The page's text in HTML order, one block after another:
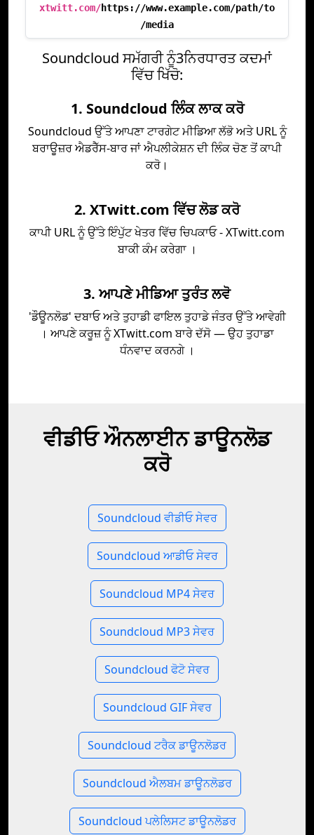
xtwitt.com/https://www.example.com/path/to
/media
Soundcloud ਸਮੱਗਰੀ ਨੂੰ3ਨਿਰਧਾਰਤ ਕਦਮਾਂ
ਵਿੱਚ ਖਿੱਚੋ:
1. Soundcloud ਲਿੰਕ ਲਾਕ ਕਰੋ
Soundcloud ਉੱਤੇ ਆਪਣਾ ਟਾਰਗੇਟ ਮੀਡਿਆ ਲੱਭੋ ਅਤੇ URL ਨੂੰ
ਬਰਾਊਜ਼ਰ ਐਡਰੈੱਸ-ਬਾਰ ਜਾਂ ਐਪਲੀਕੇਸ਼ਨ ਦੀ ਲਿੰਕ ਚੋਣ ਤੋਂ ਕਾਪੀ
ਕਰੋ।
2. XTwitt.com ਵਿੱਚ ਲੋਡ ਕਰੋ
ਕਾਪੀ URL ਨੂੰ ਉੱਤੇ ਇੰਪੁੱਟ ਖੇਤਰ ਵਿੱਚ ਚਿਪਕਾਓ - XTwitt.com
ਬਾਕੀ ਕੰਮ ਕਰੇਗਾ ।
3. ਆਪਣੇ ਮੀਡਿਆ ਤੁਰੰਤ ਲਵੋ
'ਡੌਊਨਲੋਡ' ਦਬਾਓ ਅਤੇ ਤੁਹਾਡੀ ਫਾਇਲ ਤੁਹਾਡੇ ਜੰਤਰ ਉੱਤੇ ਆਵੇਗੀ
। ਆਪਣੇ ਕਰੂਜ਼ ਨੂੰ XTwitt.com ਬਾਰੇ ਦੱਸੋ — ਉਹ ਤੁਹਾਡਾ
ਧੰਨਵਾਦ ਕਰਨਗੇ ।
ਵੀਡੀਓ ਔਨਲਾਈਨ ਡਾਊਨਲੋਡ
ਕਰੋ
Soundcloud ਵੀਡੀਓ ਸੇਵਰ
Soundcloud ਆਡੀਓ ਸੇਵਰ
Soundcloud MP4 ਸੇਵਰ
Soundcloud MP3 ਸੇਵਰ
Soundcloud ਫੋਟੋ ਸੇਵਰ
Soundcloud GIF ਸੇਵਰ
Soundcloud ਟਰੈਕ ਡਾਊਨਲੋਡਰ
Soundcloud ਐਲਬਮ ਡਾਊਨਲੋਡਰ
Soundcloud ਪਲੇਲਿਸਟ ਡਾਊਨਲੋਡਰ